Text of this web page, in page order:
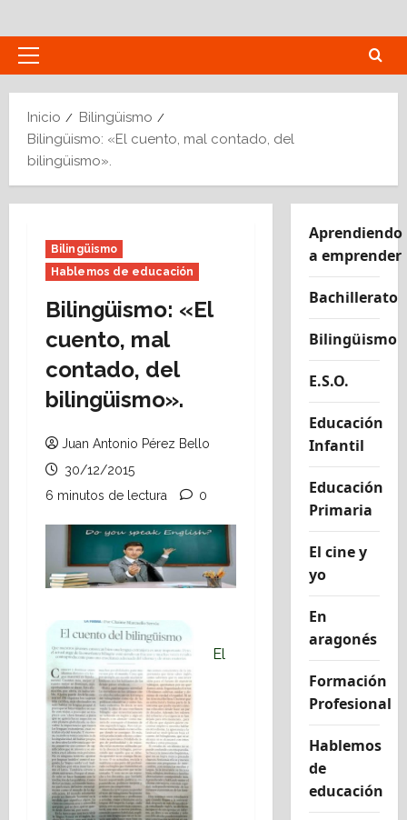
al
contenido
Menú
Inicio
Bilingüismo
Bilingüismo: «El cuento, mal contado, del
bilingüismo».
Bilingüismo
Hablemos de educación
Bilingüismo: «El
cuento, mal
contado, del
bilingüismo».
Juan Antonio Pérez Bello
30/12/2015
6 minutos de lectura
0
El
Aprendiendo
a emprender
Bachillerato
Bilingüismo
E.S.O.
Educación
Infantil
Educación
Primaria
El cine y
yo
En
aragonés
Formación
Profesional
Hablemos
de
educación